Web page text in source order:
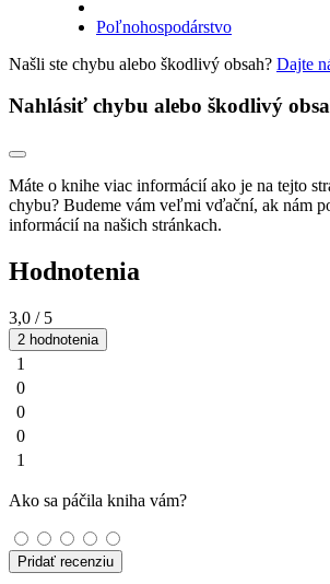
Poľnohospodárstvo
Našli ste chybu alebo škodlivý obsah? Dajte
Nahlásiť chybu alebo škodlivý
Máte o knihe viac informácií ako je na tejto
chybu? Budeme vám veľmi vďační, ak nám
informácií na našich stránkach.
Hodnotenia
3,0 / 5
2 hodnotenia
1
0
0
0
1
Ako sa páčila kniha vám?
Pridať recenziu